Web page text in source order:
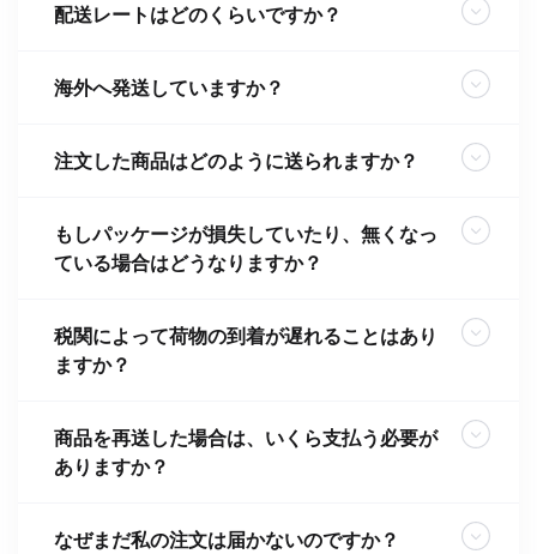
配送レートはどのくらいですか？
海外へ発送していますか？
注文した商品はどのように送られますか？
もしパッケージが損失していたり、無くなっ
ている場合はどうなりますか？
税関によって荷物の到着が遅れることはあり
ますか？
商品を再送した場合は、いくら支払う必要が
ありますか？
なぜまだ私の注文は届かないのですか？